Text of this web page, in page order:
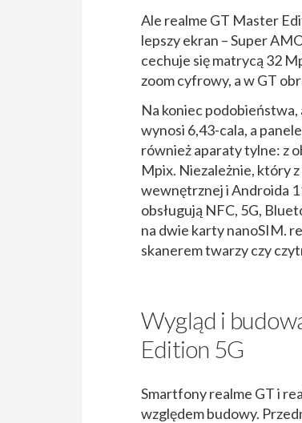
Ale realme GT Master
lepszy ekran – Super
cechuje się matrycą 32
zoom cyfrowy, a w GT
Na koniec
wynosi 6,43-cala, a
również aparaty tylne: z
Mpix. Niezależnie, który
wewnętrznej i Androida
obsługują NFC, 5G,
na dwie karty nanoSIM.
skanerem twarzy czy
Wygląd i
Edition 5G
Smartfony realme GT i
względem budowy.